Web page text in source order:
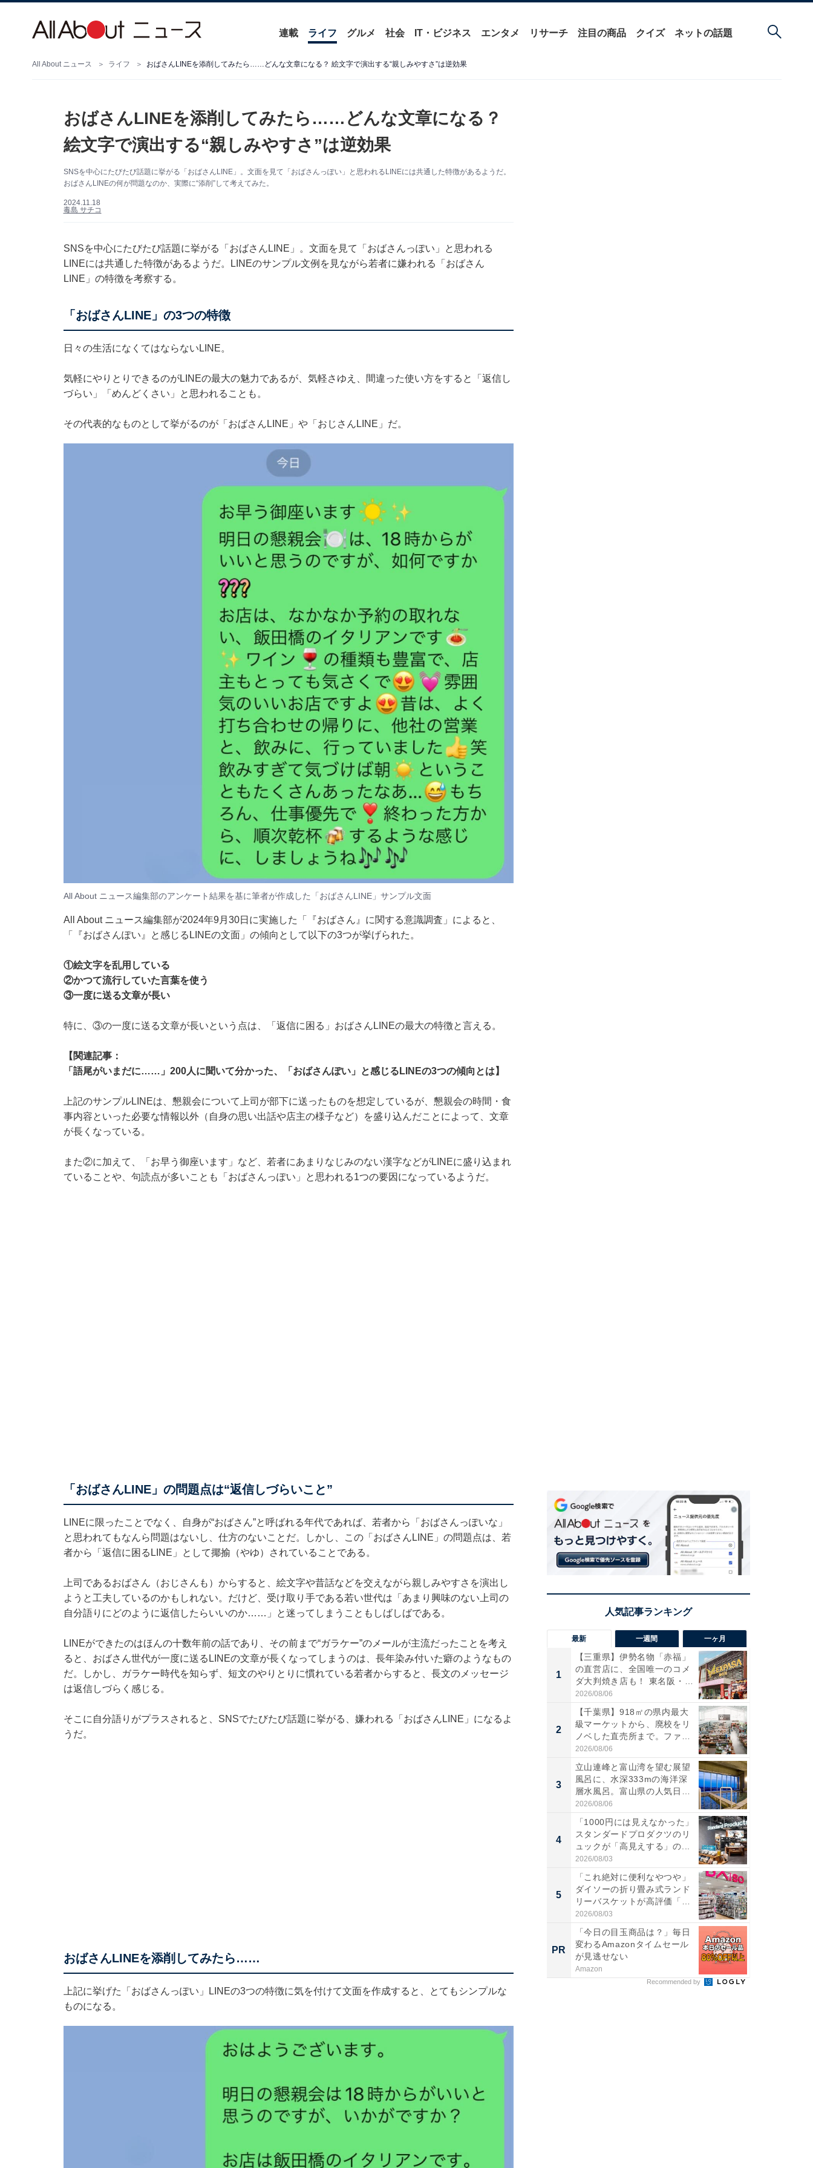
連載 ライフ グルメ 社会 IT・ビジネス エンタメ リサーチ 注目の商品 クイズ ネットの話題
All About ニュース ライフ おばさんLINEを添削してみたら……どんな文章になる？ 絵文字で演出する“親しみやすさ”は逆効果
おばさんLINEを添削してみたら……どんな文章になる？
絵文字で演出する“親しみやすさ”は逆効果
SNSを中心にたびたび話題に挙がる「おばさんLINE」。文面を見て「おばさんっぽい」と思われるLINEには共通した特徴があるようだ。
おばさんLINEの何が問題なのか、実際に“添削”して考えてみた。
2024.11.18
毒島 サチコ
SNSを中心にたびたび話題に挙がる「おばさんLINE」。文面を見て「おばさんっぽい」と思われる
LINEには共通した特徴があるようだ。LINEのサンプル文例を見ながら若者に嫌われる「おばさん
LINE」の特徴を考察する。
「おばさんLINE」の3つの特徴
日々の生活になくてはならないLINE。
気軽にやりとりできるのがLINEの最大の魅力であるが、気軽さゆえ、間違った使い方をすると「返信し
づらい」「めんどくさい」と思われることも。
その代表的なものとして挙がるのが「おばさんLINE」や「おじさんLINE」だ。
All About ニュース編集部のアンケート結果を基に筆者が作成した「おばさんLINE」サンプル文面
All About ニュース編集部が2024年9月30日に実施した 「『おばさん』に関する意識調査」 によると、
「『おばさんぽい』と感じるLINEの文面」の傾向として以下の3つが挙げられた。
①絵文字を乱用している
②かつて流行していた言葉を使う
③一度に送る文章が長い
特に、③の一度に送る文章が長いという点は、「返信に困る」おばさんLINEの最大の特徴と言える。
【関連記事：
「語尾がいまだに……」200人に聞いて分かった、「おばさんぽい」と感じるLINEの3つの傾向とは】
上記のサンプルLINEは、懇親会について上司が部下に送ったものを想定しているが、懇親会の時間・食
事内容といった必要な情報以外（自身の思い出話や店主の様子など）を盛り込んだことによって、文章
が長くなっている。
また②に加えて、「お早う御座います」など、若者にあまりなじみのない漢字などがLINEに盛り込まれ
ていることや、句読点が多いことも「おばさんっぽい」と思われる1つの要因になっているようだ。
「おばさんLINE」の問題点は“返信しづらいこと”
LINEに限ったことでなく、自身が“おばさん”と呼ばれる年代であれば、若者から「おばさんっぽいな」
と思われてもなんら問題はないし、仕方のないことだ。しかし、この「おばさんLINE」の問題点は、若
者から「返信に困るLINE」として揶揄（やゆ）されていることである。
上司であるおばさん（おじさんも）からすると、絵文字や昔話などを交えながら親しみやすさを演出し
ようと工夫しているのかもしれない。だけど、受け取り手である若い世代は「あまり興味のない上司の
自分語りにどのように返信したらいいのか……」と迷ってしまうこともしばしばである。
LINEができたのはほんの十数年前の話であり、その前まで“ガラケー”のメールが主流だったことを考え
ると、おばさん世代が一度に送るLINEの文章が長くなってしまうのは、長年染み付いた癖のようなもの
だ。しかし、ガラケー時代を知らず、短文のやりとりに慣れている若者からすると、長文のメッセージ
は返信しづらく感じる。
そこに自分語りがプラスされると、SNSでたびたび話題に挙がる、嫌われる「おばさんLINE」になるよ
うだ。
おばさんLINEを添削してみたら……
上記に挙げた「おばさんっぽい」LINEの3つの特徴に気を付けて文面を作成すると、とてもシンプルな
ものになる。
最新 一週間 一ヶ月
1
【三重県】伊勢名物「赤福」
の直営店に、全国唯一のコメ
ダ大判焼き店も！ 東名阪・
伊...
2026/08/06
2
【千葉県】918㎡の県内最大
級マーケットから、廃校をリ
ノベした直売所まで。ファ
ー...
2026/08/06
3
立山連峰と富山湾を望む展望
風呂に、水深333mの海洋深
層水風呂。富山県の人気日
帰...
2026/08/06
4
「1000円には見えなかった」
スタンダードプロダクツのリ
ュックが「高見えする」の...
2026/08/03
5
「これ絶対に便利なやつや」
ダイソーの折り畳み式ランド
リーバスケットが高評価「使
わ...
2026/08/03
PR
「今日の目玉商品は？」毎日
変わるAmazonタイムセール
が見逃せない
Amazon
Recommended by